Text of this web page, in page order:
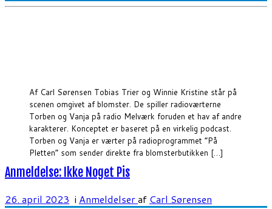
Af Carl Sørensen Tobias Trier og Winnie Kristine står på
scenen omgivet af blomster. De spiller radioværterne
Torben og Vanja på radio Melværk foruden et hav af andre
karakterer. Konceptet er baseret på en virkelig podcast.
Torben og Vanja er værter på radioprogrammet ”På
Pletten” som sender direkte fra blomsterbutikken […]
Anmeldelse: Ikke Noget Pis
26. april 2023 i Anmeldelseraf Carl Sørensen